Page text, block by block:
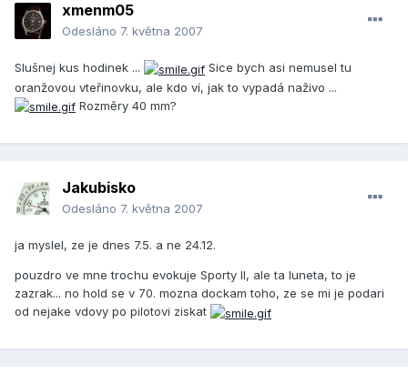
xmenm05
Odesláno 7. května 2007
Slušnej kus hodinek ...
Sice bych asi nemusel tu
oranžovou vteřinovku, ale kdo ví, jak to vypadá naživo ...
Rozměry 40 mm?
Jakubisko
Odesláno 7. května 2007
ja myslel, ze je dnes 7.5. a ne 24.12.
pouzdro ve mne trochu evokuje Sporty II, ale ta luneta, to je
zazrak... no hold se v 70. mozna dockam toho, ze se mi je podari
od nejake vdovy po pilotovi ziskat